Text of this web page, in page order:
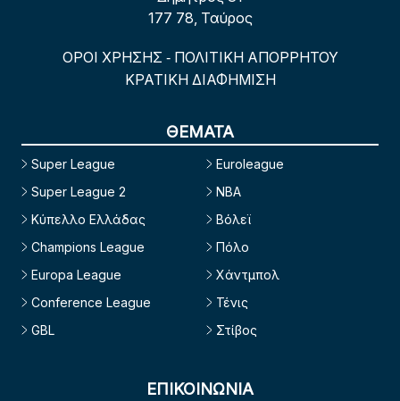
177 78, Ταύρος
ΟΡΟΙ ΧΡΗΣΗΣ - ΠΟΛΙΤΙΚΗ ΑΠΟΡΡΗΤΟΥ
ΚΡΑΤΙΚΗ ΔΙΑΦΗΜΙΣΗ
ΘΕΜΑΤΑ
Super League
Super League 2
Κύπελλο Ελλάδας
Champions League
Europa League
Conference League
GBL
Euroleague
NBA
Βόλεϊ
Πόλο
Χάντμπολ
Τένις
Στίβος
ΕΠΙΚΟΙΝΩΝΙΑ